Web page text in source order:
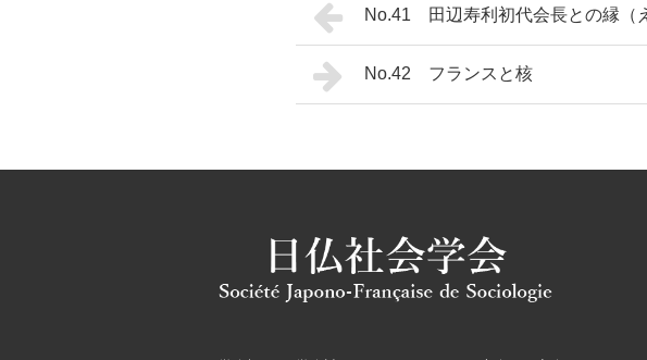
No.41 田辺寿利初代会長との縁（
No.42 フランスと核